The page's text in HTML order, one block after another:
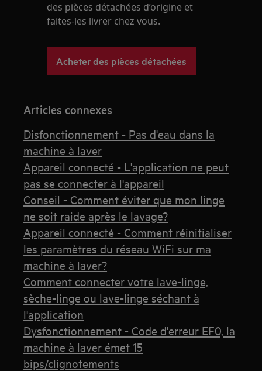
des pièces détachées d’origine et
faites-les livrer chez vous.
Acheter des pièces détachées
Articles connexes
Disfonctionnement - Pas d'eau dans la
machine à laver
Appareil connecté - L'application ne peut
pas se connecter à l'appareil
Conseil - Comment éviter que mon linge
ne soit raide après le lavage?
Appareil connecté - Comment réinitialiser
les paramètres du réseau WiFi sur ma
machine à laver?
Comment connecter votre lave-linge,
sèche-linge ou lave-linge séchant à
l'application
Dysfonctionnement - Code d'erreur EF0, la
machine à laver émet 15
bips/clignotements